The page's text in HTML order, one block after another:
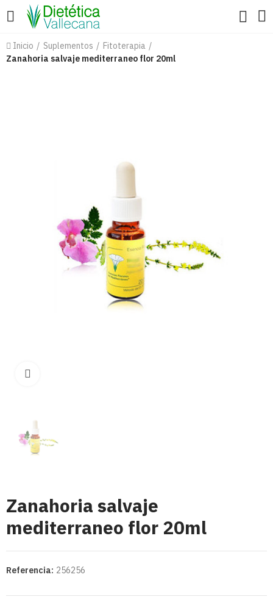
Inicio Suplementos
Fitoterapia
Zanahoria salvaje mediterraneo flor 20ml
Zanahoria salvaje
mediterraneo flor 20ml
Referencia: 256256